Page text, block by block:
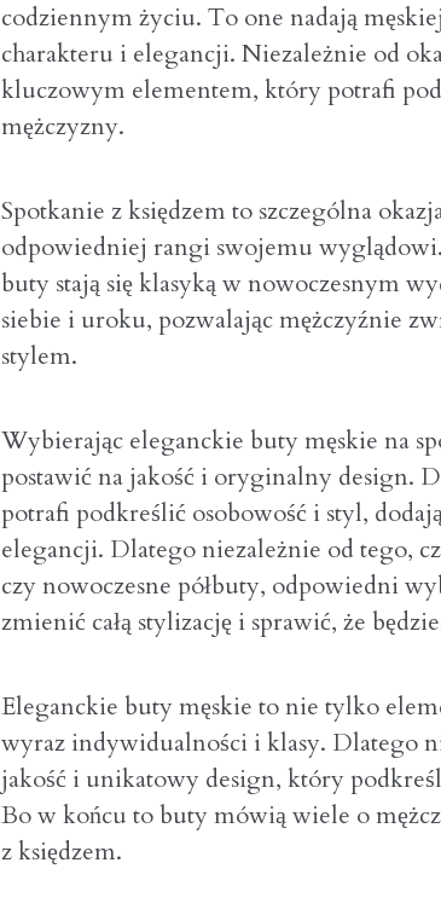
codziennym życiu. To one nadają
charakteru i elegancji. Niezależnie od
kluczowym elementem, który potrafi
mężczyzny.
Spotkanie z księdzem to szczególna
odpowiedniej rangi swojemu
buty stają się klasyką w nowoczesnym
siebie i uroku, pozwalając mężczyźnie
stylem.
Wybierając eleganckie buty męskie na
postawić na jakość i oryginalny design.
potrafi podkreślić osobowość i styl,
elegancji. Dlatego niezależnie od tego,
czy nowoczesne półbuty, odpowiedni
zmienić całą stylizację i sprawić, że
Eleganckie buty męskie to nie tylko
wyraz indywidualności i klasy. Dlatego
jakość i unikatowy design, który
Bo w końcu to buty mówią wiele o
z księdzem.